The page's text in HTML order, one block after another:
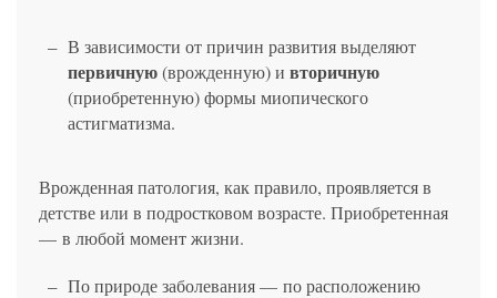
В зависимости от причин развития выделяют
первичную(врожденную) и вторичную
(приобретенную) формы миопического
астигматизма.
Врожденная патология, как правило, проявляется в
детстве или в подростковом возрасте. Приобретенная
— в любой момент жизни.
По природе заболевания — по расположению